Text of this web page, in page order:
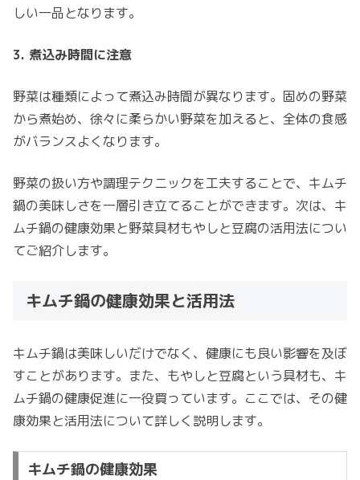
しい一品となります。
3. 煮込み時間に注意
野菜は種類によって煮込み時間が異なります。固めの野菜
から煮始め、徐々に柔らかい野菜を加えると、全体の食感
がバランスよくなります。
野菜の扱い方や調理テクニックを工夫することで、キムチ
鍋の美味しさを一層引き立てることができます。次は、キ
ムチ鍋の健康効果と野菜具材もやしと豆腐の活用法につい
てご紹介します。
キムチ鍋の健康効果と活用法
キムチ鍋は美味しいだけでなく、健康にも良い影響を及ぼ
すことがあります。また、もやしと豆腐という具材も、キ
ムチ鍋の健康促進に一役買っています。ここでは、その健
康効果と活用法について詳しく説明します。
キムチ鍋の健康効果